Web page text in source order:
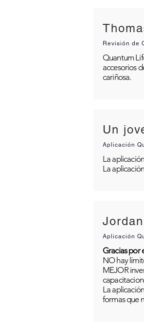
Revisión de
Quantum
accesorios
cariñosa.
Un
Aplicación
La
La
Aplicación
Gracias por
NO hay
MEJOR
La
formas que